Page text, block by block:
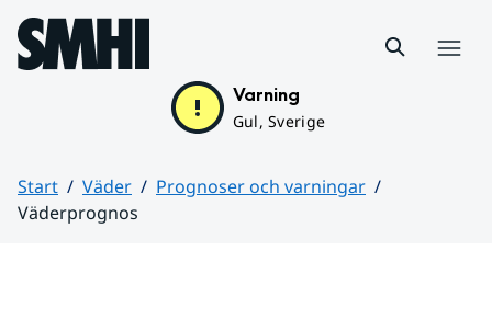
Hoppa till sidans innehåll
Varning
Gul, Sverige
Start Väder
Prognoser och varningar
Väderprognos